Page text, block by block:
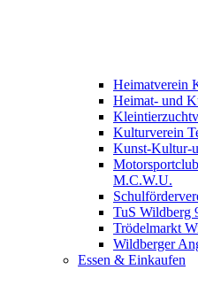
Heimatverein
Heimat- und
Kulturverein
Kunst-Kultur-
M.C.W.U.
TuS Wildberg
Trödelmarkt
Wildberger
Essen & Einkaufen